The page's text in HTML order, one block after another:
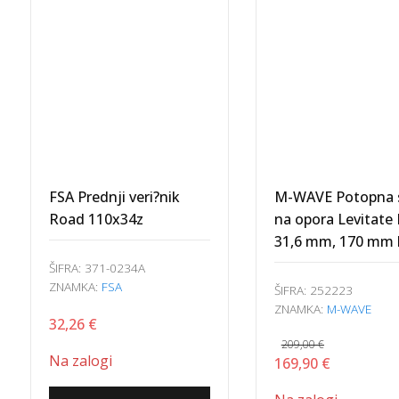
FSA Prednji veri?nik
Road 110x34z
ŠIFRA: 371-0234A
ZNAMKA: FSA
32,26 €
Na zalogi
M-WAVE Potopna
na opora Levitate
31,6 mm, 170 mm
ŠIFRA: 252223
ZNAMKA: M-WAVE
209,00€
Izvirna
169,90 €
količina